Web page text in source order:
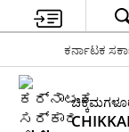
ಕರ್ನಾಟಕ